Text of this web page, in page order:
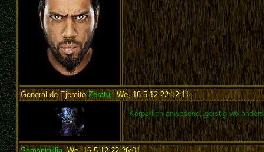
General de EjércitoZeratul, We, 16.5.12 22:12:11 :
Körperlich anwesend, geistig wo